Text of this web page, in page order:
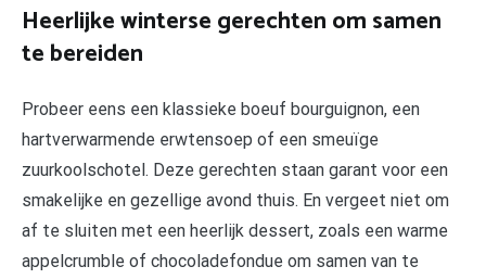
Heerlijke winterse gerechten om samen
te bereiden
Probeer eens een klassieke boeuf bourguignon, een
hartverwarmende erwtensoep of een smeuïge
zuurkoolschotel. Deze gerechten staan garant voor een
smakelijke en gezellige avond thuis. En vergeet niet om
af te sluiten met een heerlijk dessert, zoals een warme
appelcrumble of chocoladefondue om samen van te